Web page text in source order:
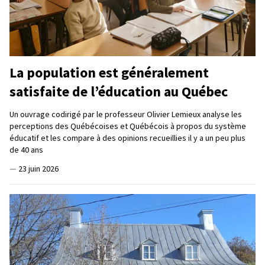
La population est généralement
satisfaite de l’éducation au Québec
Un ouvrage codirigé par le professeur Olivier Lemieux analyse les
perceptions des Québécoises et Québécois à propos du système
éducatif et les compare à des opinions recueillies il y a un peu plus
de 40 ans
— 23 juin 2026